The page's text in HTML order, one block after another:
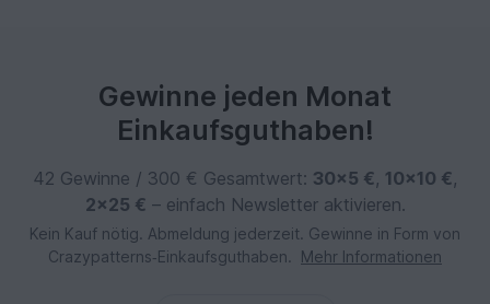
Gewinne jeden Monat
Einkaufsguthaben!
42 Gewinne / 300 € Gesamtwert: 30×5 €, 10×10 €,
2×25 € – einfach Newsletter aktivieren.
Kein Kauf nötig. Abmeldung jederzeit. Gewinne in Form von
Crazypatterns‑Einkaufsguthaben.
Mehr Informationen